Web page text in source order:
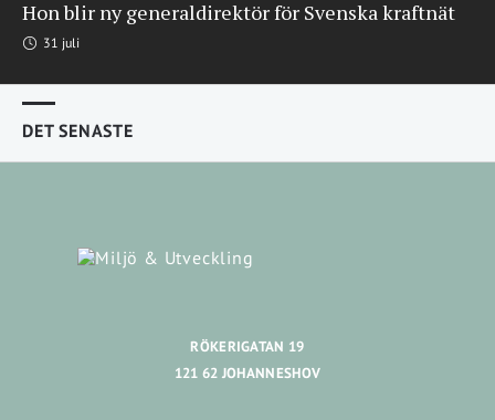
Hon blir ny generaldirektör för Svenska kraftnät
31 juli
DET SENASTE
RÖKERIGATAN 19
121 62 JOHANNESHOV